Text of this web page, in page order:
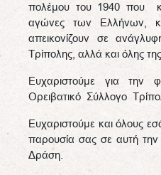
πολέμου του 1940 που
αγώνες των Ελλήνων,
απεικονίζουν σε
Τρίπολης, αλλά και όλης
Ευχαριστούμε για την
Ορειβατικό Σύλλογο
Ευχαριστούμε και όλους
παρουσία σας σε αυτή την
Δράση.